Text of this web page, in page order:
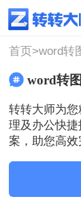
使用技巧
首页>word转
word转
转转大师为
理及办公快
案，助您高效